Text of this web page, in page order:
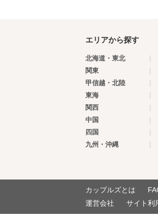
エリアから探す
北海道・東北
関東
甲信越・北陸
東海
関西
中国
四国
九州・沖縄
カップルズとは
運営会社
サイト利